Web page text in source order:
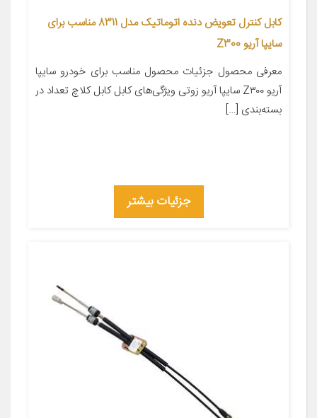
كابل كنترل تعويض دنده اتوماتیک مدل 8311 مناسب برای
سایپا آریو Z300
معرفی محصول جزئیات محصول مناسب برای خودرو سایپا
آریو Z۳۰۰ سایپا آریو زوتی ویژگی‌های کابل کابل کلاچ تعداد در
بسته‌بندی […]
جزئیات بیشتر